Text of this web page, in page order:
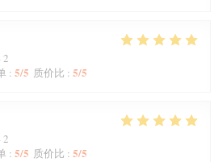
2
: 5/5 质价比 : 5/5
2
: 5/5 质价比 : 5/5